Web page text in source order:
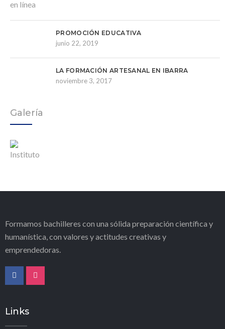
PROMOCIÓN EDUCATIVA
junio 22, 2019
LA FORMACIÓN ARTESANAL EN IBARRA
noviembre 3, 2017
Galería
Formamos bachilleres con una sólida preparación científica y
humanística, con valores y actitudes creativas y
emprendedoras.
Links